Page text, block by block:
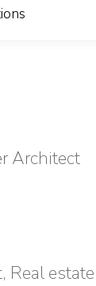
Architect
Real estate